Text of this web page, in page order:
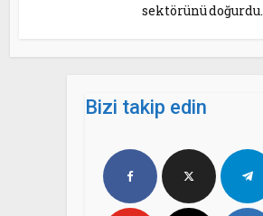
sektörünü doğurdu.
Bizi takip edin